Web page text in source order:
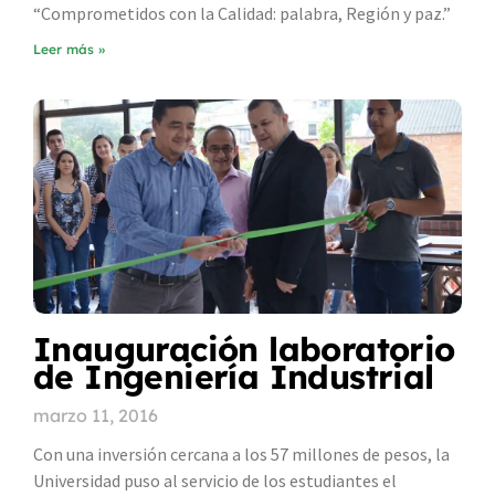
“Comprometidos con la Calidad: palabra, Región y paz.”
Leer más »
Inauguración laboratorio
de Ingeniería Industrial
marzo 11, 2016
Con una inversión cercana a los 57 millones de pesos, la
Universidad puso al servicio de los estudiantes el